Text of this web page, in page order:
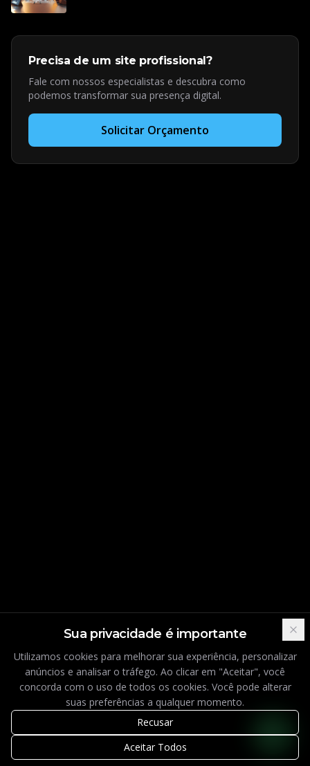
Precisa de um site profissional?
Fale com nossos especialistas e descubra como
podemos transformar sua presença digital.
Solicitar Orçamento
Sua privacidade é importante
Utilizamos cookies para melhorar sua experiência, personalizar
anúncios e analisar o tráfego. Ao clicar em "Aceitar", você
concorda com o uso de todos os cookies. Você pode alterar
suas preferências a qualquer momento.
Recusar
Aceitar Todos